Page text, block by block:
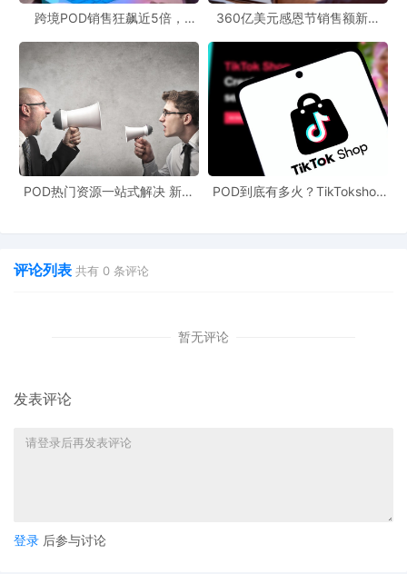
交流，无疑是一种非常优质的购物体验。
Temu则以极具竞争力的低价、丰富的商品种类和“探索式”购物体验
迅速满足了Z世代的需求。在Temu上，年轻人仿佛置身于一个巨大
的商品迷宫，每一次探索都可能发现意想不到的惊喜。这种充满未
知和乐趣的购物方式，与Z世代追求新奇和个性化的特点不谋而合。
展望未来，随着Z世代消费习惯的不断变化，电商平台需要不断创新
和优化。它们不仅要在价格上保持竞争力，还要进一步提升购物的
浸式的购物体验；也可能会加强与消费者的互动，根据消费者的个
在跨境电商的大背景下，POD（Print-on-Demand，按需印刷）模
模式可以实现商品的个性化定制，满足Z世代对个性化体验的追求。
选择。例如，消费者可以在电商平台上选择自己喜欢的图案或设
总之，巴西Z世代对电商平台的选择反映了他们独特的消费需求和偏
跨境POD销售狂飙近5倍，
360亿美元感恩节销售额新纪
新风潮！
POD热门资源一站式解决 新手
POD到底有多火？TikTokshop
评论列表 共有 0 条评论
暂无评论
发表评论
登录 后参与讨论